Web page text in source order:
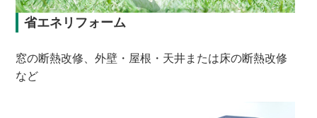
省エネリフォーム
窓の断熱改修、外壁・屋根・天井または床の断熱改修
など